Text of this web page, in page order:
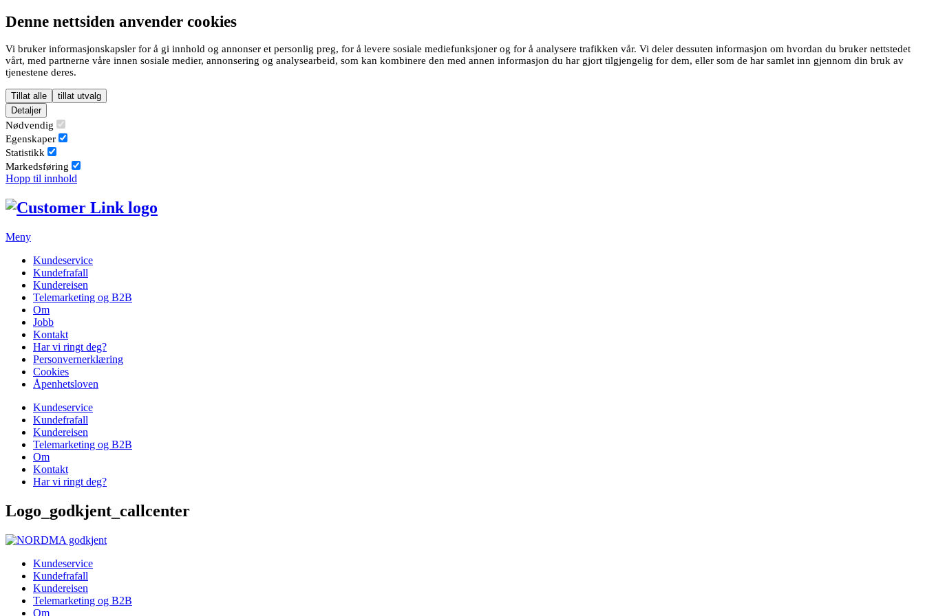
Denne nettsiden anvender cookies
Vi bruker informasjonskapsler for å gi innhold og annonser et personlig preg, for å levere sosiale mediefunksjoner og for å analysere trafikken vår. Vi deler dessuten informasjon om hvordan du bruker nettstedet
vårt, med partnerne våre innen sosiale medier, annonsering og analysearbeid, som kan kombinere den med annen informasjon du har gjort tilgjengelig for dem, eller som de har samlet inn gjennom din bruk av
tjenestene deres.
Tillat alle
tillat utvalg
Detaljer
Nødvendig
Egenskaper
Statistikk
Markedsføring
Hopp til innhold
Meny
Kundeservice
Kundefrafall
Kundereisen
Telemarketing og B2B
Om
Jobb
Kontakt
Har vi ringt deg?
Personvernerklæring
Cookies
Åpenhetsloven
Kundeservice
Kundefrafall
Kundereisen
Telemarketing og B2B
Om
Kontakt
Har vi ringt deg?
Logo_godkjent_callcenter
Kundeservice
Kundefrafall
Kundereisen
Telemarketing og B2B
Om